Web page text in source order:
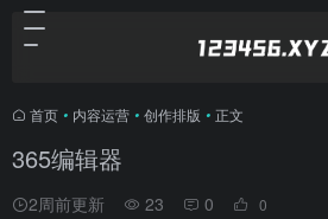
首页 • 内容运营 • 创作排版 • 正文
365编辑器
2周前更新 23 0 0